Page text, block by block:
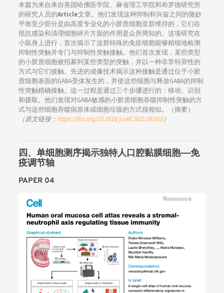
本篇为来自来自美国哈佛医学院、麻省理工学院和布罗德研究所
的研究人员的Article文章。他们发现这种抑制和兴奋之间的微妙
平衡至少部分是由高度专业化的小胶质细胞亚群维持的，它们在
抵抗感染和清理细胞碎片方面的作用是众所周知的。这项研究在
小鼠身上进行，首次揭示了这群特殊的免疫细胞能够精细地检测
抑制性突触并专门与抑制性突触接触。他们首次发现，某些类型
的小胶质细胞被招募到某些类型的突触，并以一种非常特异性的
方式与它们接触。先进的成像技术揭示这种接触是通过位于小胶
质细胞表面的GABA受体发生的，并使这些细胞与释放GABA的抑制
性突触精确接触。这一过程是通过三个步骤进行的：移动、识别
和摄取。他们发现对GABA敏感的小胶质细胞吞噬抑制性突触的方
式与这些细胞吞噬病原体或细胞垃圾的方式很相似。（摘要）
（原文链接： https://doi.org/10.1016/j.cell.2021.06.018）
四、单细胞测序揭示独特人口腔黏膜细胞——免
疫调节轴
PAPER 04